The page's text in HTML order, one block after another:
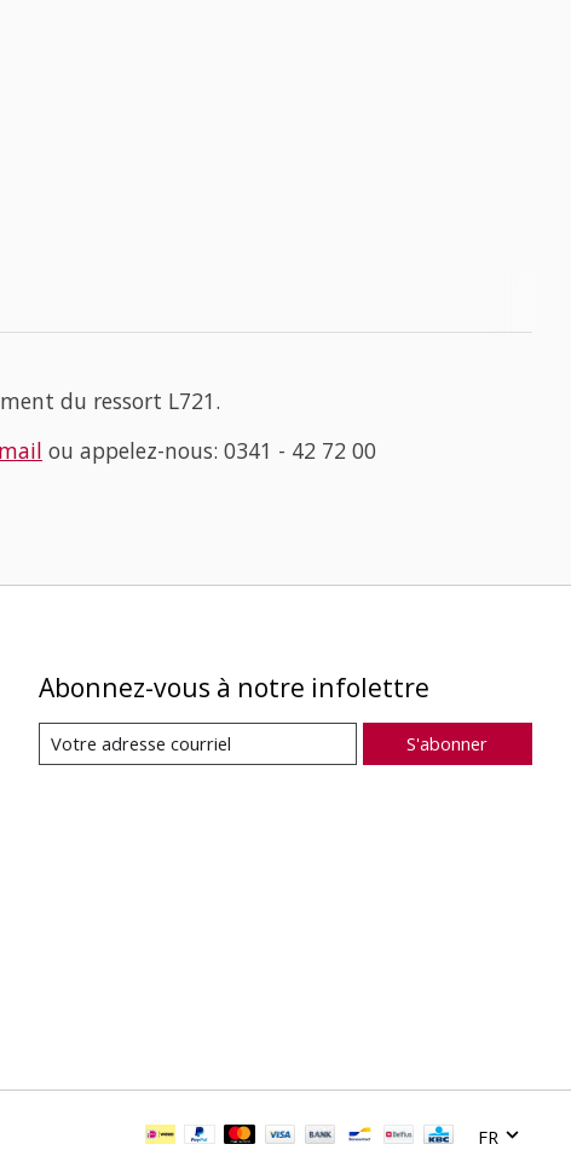
du ressort L721.
ou appelez-nous: 0341 - 42 72 00
Abonnez-vous à notre infolettre
S'abonner
FR